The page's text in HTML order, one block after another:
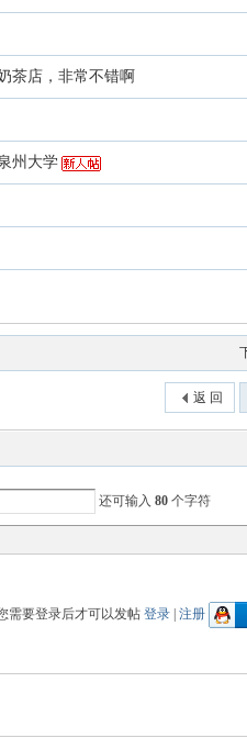
茶店，非常不错啊
州大学
返 回
还可输入 80 个字符
需要登录后才可以发帖 登录 注册